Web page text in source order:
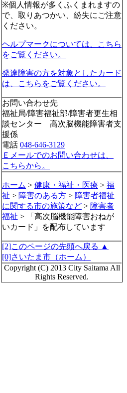
※個人情報が多くふくまれますの
で、取りあつかい、紛失にご注意
ください。
ヘルプマークについては、こちら
をご覧ください。
発達障害の方を対象としたカード
は、こちらをご覧ください。
お問い合わせ先
福祉局/障害福祉部/障害者更生相
談センター 高次脳機能障害者支
援係
電話 048-646-3129
Ｅメールでのお問い合わせは、
こちらから。
ホーム > 健康・福祉・医療 > 福
祉 > 障害のある方 > 障害者福祉
に関する市の施策など > 障害者
福祉 > 「高次脳機能障害おねが
いカード」を配布しています
[2]このページの先頭へ戻る ▲
[0]さいたま市（ホーム）
Copyright (C) 2013 City Saitama All
Rights Reserved.